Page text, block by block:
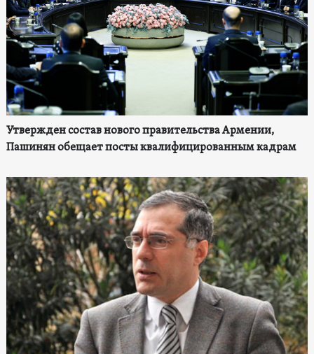
Утвержден состав нового правительства Армении,
Пашинян обещает посты квалифицированным кадрам